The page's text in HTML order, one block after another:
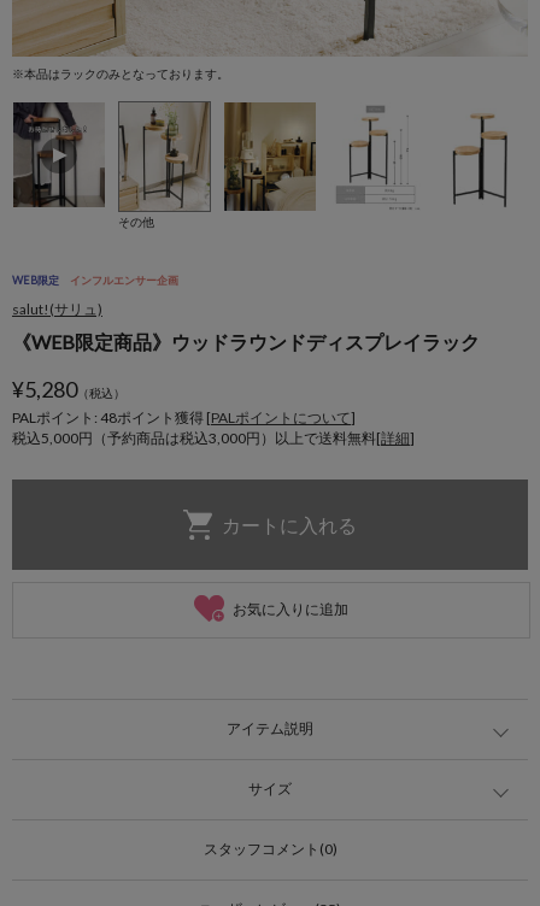
※本品はラックのみとなっております。
その他
WEB限定 インフルエンサー企画
salut!(サリュ)
《WEB限定商品》ウッドラウンドディスプレイラック
¥5,280（税込）
PALポイント: 48ポイント獲得 [PALポイントについて]
税込5,000円（予約商品は税込3,000円）以上で送料無料[詳細]
お気に入りに追加
アイテム説明
サイズ
スタッフコメント(0)